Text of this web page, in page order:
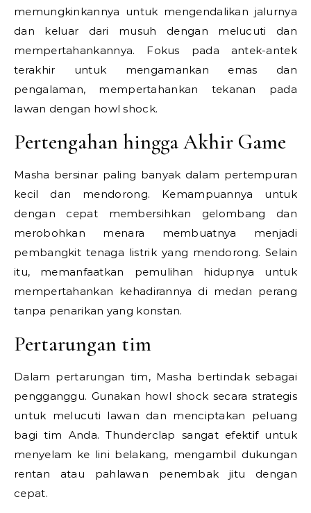
memungkinkannya untuk mengendalikan jalurnya
dan keluar dari musuh dengan melucuti dan
mempertahankannya. Fokus pada antek-antek
terakhir untuk mengamankan emas dan
pengalaman, mempertahankan tekanan pada
lawan dengan howl shock.
Pertengahan hingga Akhir Game
Masha bersinar paling banyak dalam pertempuran
kecil dan mendorong. Kemampuannya untuk
dengan cepat membersihkan gelombang dan
merobohkan menara membuatnya menjadi
pembangkit tenaga listrik yang mendorong. Selain
itu, memanfaatkan pemulihan hidupnya untuk
mempertahankan kehadirannya di medan perang
tanpa penarikan yang konstan.
Pertarungan tim
Dalam pertarungan tim, Masha bertindak sebagai
pengganggu. Gunakan howl shock secara strategis
untuk melucuti lawan dan menciptakan peluang
bagi tim Anda. Thunderclap sangat efektif untuk
menyelam ke lini belakang, mengambil dukungan
rentan atau pahlawan penembak jitu dengan
cepat.